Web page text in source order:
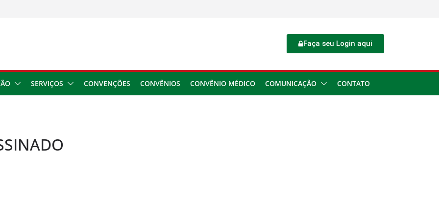
danos à saúde do
Faça seu Login aqui
SERVIÇOS CONVENÇÕES CONVÊNIOS CONVÊNIO MÉDICO COMUNICAÇÃO CONTATO